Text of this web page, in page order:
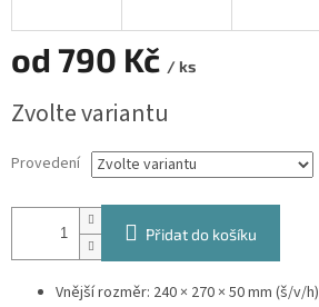
od 790 Kč / ks
cena:
Zvolte variantu
Provedení
Přidat do košíku
Vnější rozměr: 240 × 270 × 50 mm (š/v/h)